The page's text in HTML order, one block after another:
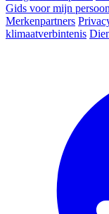
Gids voor mijn
Merkenpartners
klimaatverbintenis